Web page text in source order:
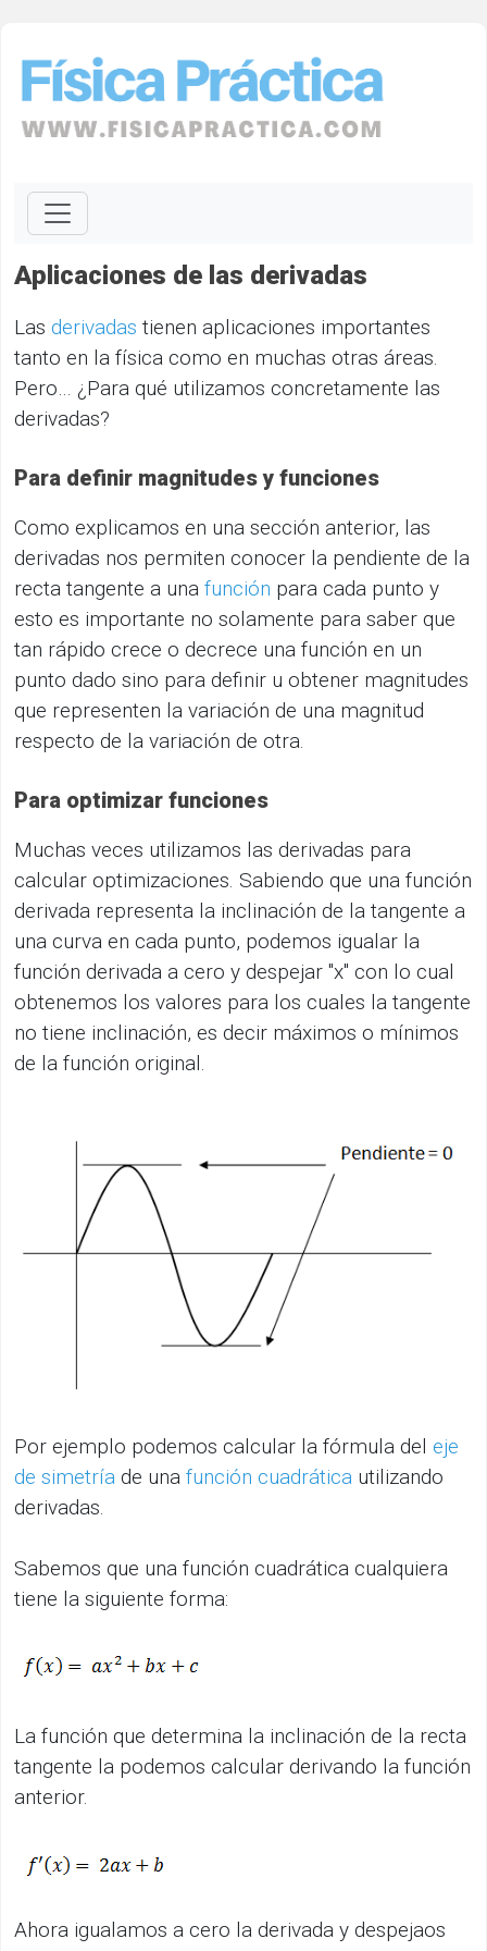
Aplicaciones de las derivadas
Las derivadas tienen aplicaciones importantes
tanto en la física como en muchas otras áreas.
Pero… ¿Para qué utilizamos concretamente las
derivadas?
Para definir magnitudes y funciones
Como explicamos en una sección anterior, las
derivadas nos permiten conocer la pendiente de la
recta tangente a una función para cada punto y
esto es importante no solamente para saber que
tan rápido crece o decrece una función en un
punto dado sino para definir u obtener magnitudes
que representen la variación de una magnitud
respecto de la variación de otra.
Para optimizar funciones
Muchas veces utilizamos las derivadas para
calcular optimizaciones. Sabiendo que una función
derivada representa la inclinación de la tangente a
una curva en cada punto, podemos igualar la
función derivada a cero y despejar "x" con lo cual
obtenemos los valores para los cuales la tangente
no tiene inclinación, es decir máximos o mínimos
de la función original.
Por ejemplo podemos calcular la fórmula del eje
de simetría de una función cuadrática utilizando
derivadas.
Sabemos que una función cuadrática cualquiera
tiene la siguiente forma:
La función que determina la inclinación de la recta
tangente la podemos calcular derivando la función
anterior.
Ahora igualamos a cero la derivada y despejaos